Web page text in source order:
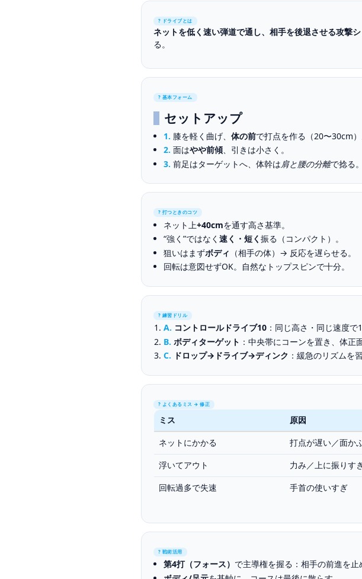
? ドライブとは
ネットを低く速い弾道で通し、相手を後退させる攻撃シ
る。
? 基本フォーム
セットアップ
1. 膝を軽く曲げ、 体の前で打点を作る（20〜30cm）
2. 面はやや前傾、引きは小さく。
3. 前足はターゲットへ、体幹は肩と腰の分離で捻る。
? 打つときのコツ
ネット上+40cmを通す高さ基準。
“強く”ではなく 速く・短く 振る（コンパクト）。
狙いはまずボディ （相手の体）→ 反応を遅らせる。
回転は意図せずOK。自然なトップスピンで十分。
? 練習ドリル
A. コントロールドライブ10 ：同じ高さ・同じ速度で
B. ボディターゲット ：中央帯にコーンを置き、体正
C. ドロップ→ドライブ→ディンク ：緩急のリズムを習
? よくあるミス → 修正
ミス 原因
ネットにかかる
打点が遅い／面か
浮いてアウト
力み／上に振りす
回転過多で失速
手首の使いすぎ
? 戦術活用
第4打（フォース） で主導権を握る：相手の前進を止